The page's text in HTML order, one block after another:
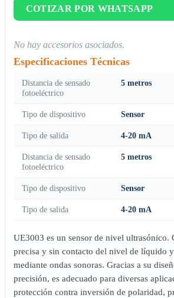
COTIZAR POR WHATSAPP
No hay accesorios asociados.
Especificaciones Técnicas
Distancia de sensado
fotoeléctrico
5 metros
Tipo de dispositivo Sensor
Tipo de salida 4-20 mA
Distancia de sensado
fotoeléctrico
5 metros
Tipo de dispositivo Sensor
Tipo de salida 4-20 mA
UE3003 es un sensor de nivel ultrasónico.
precisa y sin contacto del nivel de líquido
mediante ondas sonoras. Gracias a su
precisión, es adecuado para diversas
protección contra inversión de polaridad,